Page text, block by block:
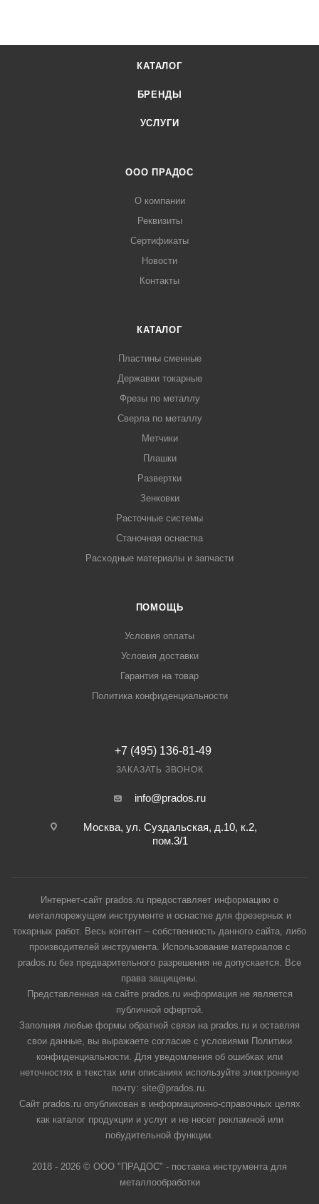
КАТАЛОГ
БРЕНДЫ
УСЛУГИ
ООО ПРАДОС
О компании
Реквизиты
Сертификаты
Новости
Контакты
КАТАЛОГ
Пластины сменные
Державки токарные
Фрезы по металлу
Сверла по металлу
Метчики
Плашки
Развертки
Зенковки
Расточные системы
Станочная оснастка
Расходные материалы и запчасти
ПОМОЩЬ
Условия оплаты
Условия доставки
Гарантия на товар
Политика конфиденциальности
+7 (495) 136-81-49
ЗАКАЗАТЬ ЗВОНОК
info@prados.ru
Москва, ул. Суздальская, д.10, к.2,
пом.3/1
Интернет-сайт prados.ru предоставляет информацию о
металлорежущем инструменте и оснастке для фрезерных и
токарных работ. Весь контент – собственность данного сайта, либо
производителей инструмента. Использование материалов с
prados.ru без предварительного разрешения не допускается. Все
права защищены.
Представленная на сайте prados.ru информация не является
публичной офертой.
Заполняя любые формы обратной связи на prados.ru и оставляя
свои данные, вы выражаете согласие с условиями Политики
конфиденциальности. Для уведомления об ошибках или
неточностях в текстах или описаниях используйте электронную
почту: site@prados.ru.
Сайт prados.ru опубликован в информационно-справочных целях
как каталог продукции и услуг и не несет рекламной или
побудительной функции.
2018 - 2026 © ООО "ПРАДОС" - поставка инструмента для
металлообработки